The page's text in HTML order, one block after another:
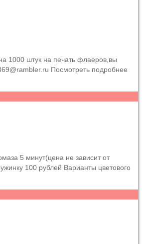
1000 штук на печать флаеров,вы
Посмотреть подробнее
5 минут(цена не зависит от
100 рублей Варианты цветового